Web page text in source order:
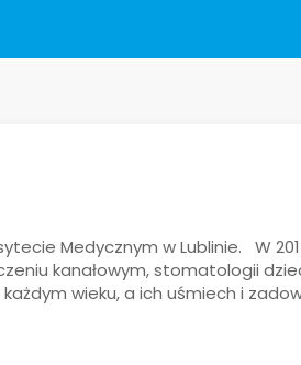
Medycznym w Lublinie. W
kanałowym, stomatologii
wieku, a ich uśmiech i